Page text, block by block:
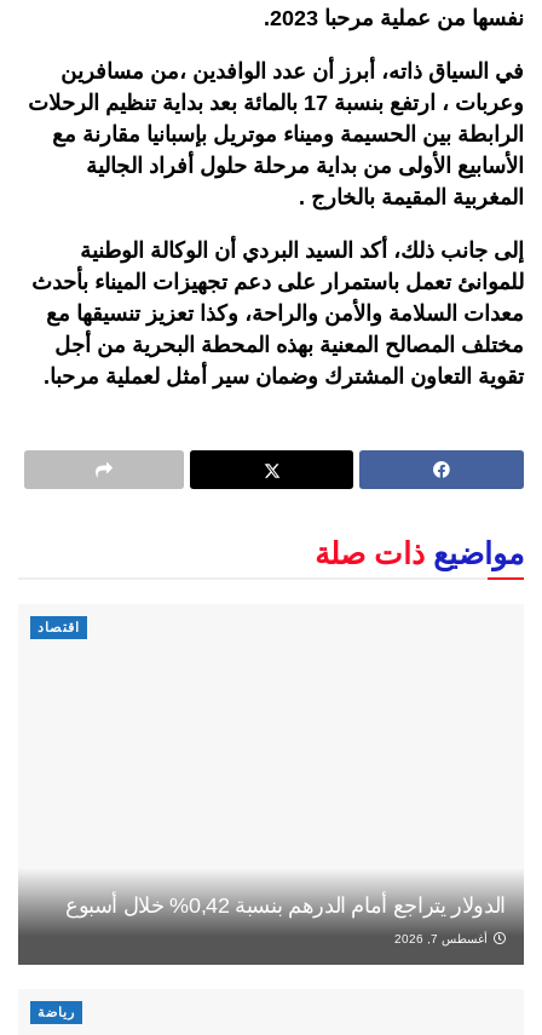
نفسها من عملية مرحبا 2023.
في السياق ذاته، أبرز أن عدد الوافدين ،من مسافرين
وعربات ، ارتفع بنسبة 17 بالمائة بعد بداية تنظيم الرحلات
الرابطة بين الحسيمة وميناء موتريل بإسبانيا مقارنة مع
الأسابيع الأولى من بداية مرحلة حلول أفراد الجالية
المغربية المقيمة بالخارج .
إلى جانب ذلك، أكد السيد البردي أن الوكالة الوطنية
للموانئ تعمل باستمرار على دعم تجهيزات الميناء بأحدث
معدات السلامة والأمن والراحة، وكذا تعزيز تنسيقها مع
مختلف المصالح المعنية بهذه المحطة البحرية من أجل
تقوية التعاون المشترك وضمان سير أمثل لعملية مرحبا.
مواضيع ذات صلة
اقتصاد
الدولار يتراجع أمام الدرهم بنسبة 0,42% خلال أسبوع
أغسطس 7, 2026
رياضة